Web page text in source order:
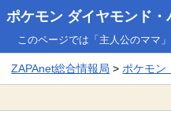
ポケモン ダイヤモンド
このページでは「主人公のママ
ZAPAnet総合情報局 >ポケモン